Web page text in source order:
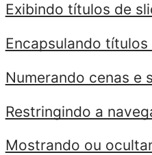
Exibindo títulos de
Encapsulando
Numerando cenas e
Restringindo a
Mostrando ou